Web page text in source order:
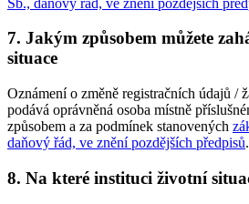
7. Jakým způsobem můžete
situace
Oznámení o změně registračních údajů /
podává oprávněná osoba místně
způsobem a za podmínek stanovených
daňový řád, ve znění pozdějších předpisů.
8. Na které instituci životní